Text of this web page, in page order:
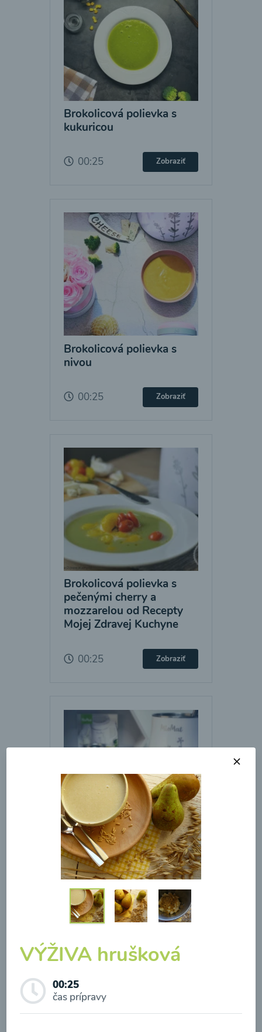
Brokolicová polievka s
kukuricou
00:25 Zobraziť
Brokolicová polievka s
nivou
00:25 Zobraziť
Brokolicová polievka s
pečenými cherry a
mozzarelou od Recepty
Mojej Zdravej Kuchyne
00:25 Zobraziť
Brokolicová polievka so
syrom
00:25 Zobraziť
VÝŽIVA hrušková
00:25
čas prípravy
Odoslaním registrácie na Newsletter súhlasím so
spracovaním osobných údajov pre účely